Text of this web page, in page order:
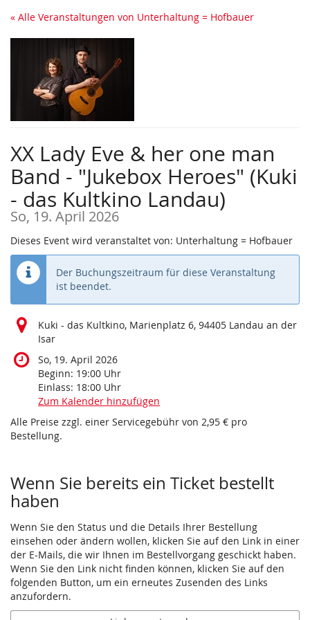
Zum
Inhalt
« Alle Veranstaltungen von Unterhaltung = Hofbauer
XX Lady Eve & her one man
Band - "Jukebox Heroes" (Kuki
- das Kultkino Landau)
So, 19. April 2026
Dieses Event wird veranstaltet von: Unterhaltung = Hofbauer
Der Buchungszeitraum für diese Veranstaltung
ist beendet.
Kuki - das Kultkino, Marienplatz 6, 94405 Landau an der
Isar
So, 19. April 2026
Beginn: 19:00 Uhr
Einlass: 18:00 Uhr
Zum Kalender hinzufügen
Alle Preise zzgl. einer Servicegebühr von 2,95 € pro
Bestellung.
Wenn Sie bereits ein Ticket bestellt
haben
Wenn Sie den Status und die Details Ihrer Bestellung
einsehen oder ändern wollen, klicken Sie auf den Link in einer
der E-Mails, die wir Ihnen im Bestellvorgang geschickt haben.
Wenn Sie den Link nicht finden können, klicken Sie auf den
folgenden Button, um ein erneutes Zusenden des Links
anzufordern.